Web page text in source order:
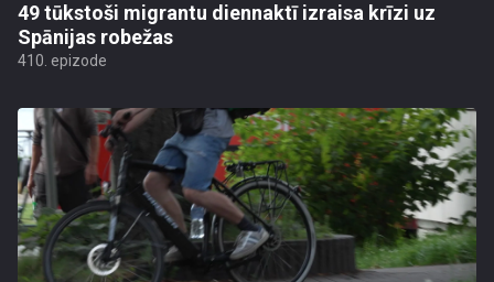
49 tūkstoši migrantu diennaktī izraisa krīzi uz
Spānijas robežas
410. epizode